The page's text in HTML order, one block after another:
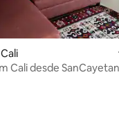
média de 5, 14
Cali desde